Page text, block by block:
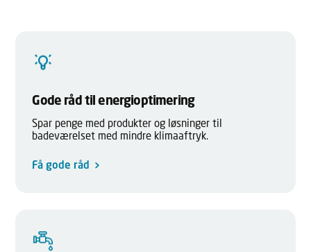
Gode råd til energioptimering
Spar penge med produkter og løsninger til
badeværelset med mindre klimaaftryk.
Få gode råd